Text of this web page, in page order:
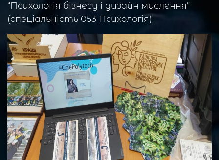
“Психологія бізнесу і дизайн мислення”
(спеціальність 053 Психологія).